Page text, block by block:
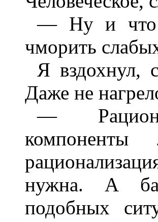
— Ну и что
чморить
Я вздохнул,
Даже не
—
нужна. А
подобных